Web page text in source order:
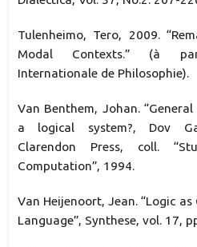
Tulenheimo, Tero, 2009.
Modal Contexts.” (à
Internationale de Philosophie).
Van Benthem, Johan.
a logical system?, Dov
Clarendon Press, coll.
Computation”, 1994.
Van Heijenoort, Jean. “Logic
Language”, Synthese, vol. 17,